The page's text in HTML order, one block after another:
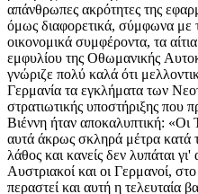
απάνθρωπες ακρότητες της
όμως διαφορετικά, σύμφωνα με
οικονομικά συμφέροντα, τα
εμφυλίου της Oθωμανικής
γνώριζε πολύ καλά ότι
Γερμανία τα εγκλήματα των
στρατιωτικής υποστήριξης
Bιέννη ήταν αποκαλυπτική: «Oι
αυτά άκρως σκληρά μέτρα κατά
λάθος και κανείς δεν λυπάται
Aυστριακοί και οι Γερμανοί,
περαστεί και αυτή η τελευταία